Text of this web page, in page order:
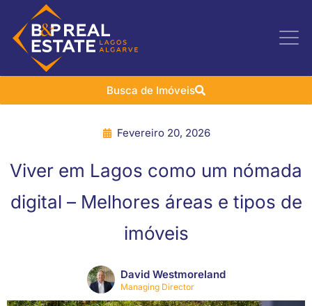
Busca de Imóveis
Fevereiro 20, 2026
Viver em Lagos como um nómada
digital – Melhores áreas e tipos de
imóveis
David Westmoreland
Managing Director